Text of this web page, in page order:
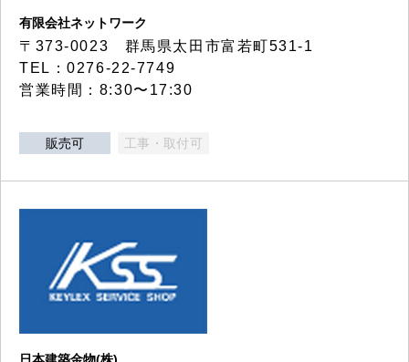
有限会社ネットワーク
〒373-0023 群馬県太田市富若町531-1
TEL：0276-22-7749
営業時間：8:30〜17:30
販売可 工事・取付可